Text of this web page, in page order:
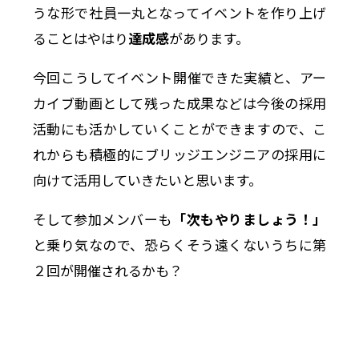
うな形で社員一丸となってイベントを作り上げ
ることはやはり達成感があります。
今回こうしてイベント開催できた実績と、アー
カイブ動画として残った成果などは今後の採用
活動にも活かしていくことができますので、こ
れからも積極的にブリッジエンジニアの採用に
向けて活用していきたいと思います。
そして参加メンバーも 「次もやりましょう！」
と乗り気なので、恐らくそう遠くないうちに第
２回が開催されるかも？